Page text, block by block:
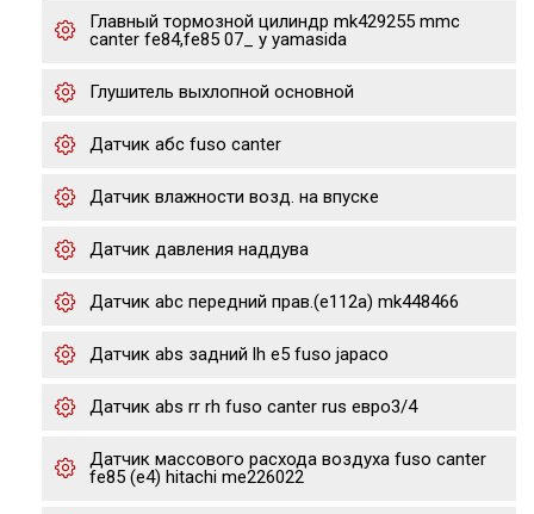
Главный тормозной цилиндр mk429255 mmc
canter fe84,fe85 07_ y yamasida
Глушитель выхлопной основной
Датчик абс fuso canter
Датчик влажности возд. на впуске
Датчик давления наддува
Датчик abc передний прав.(e112a) mk448466
Датчик abs задний lh e5 fuso japaco
Датчик abs rr rh fuso canter rus евро3/4
Датчик массового расхода воздуха fuso canter
fe85 (e4) hitachi me226022